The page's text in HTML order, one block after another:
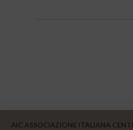
AIC ASSOCIAZIONE ITALIANA